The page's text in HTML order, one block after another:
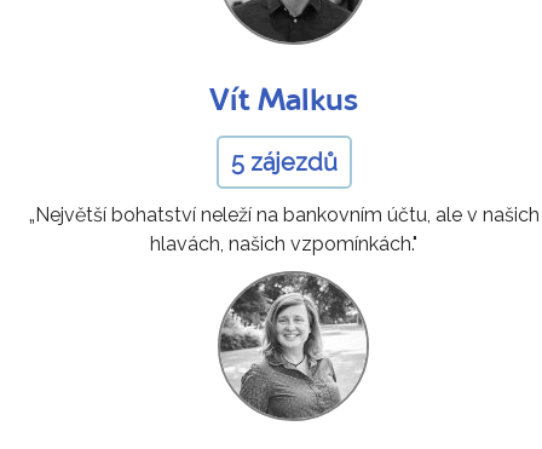
Vít Malkus
5 zájezdů
„Největší bohatství neleží na bankovním účtu, ale v našich
hlavách, našich vzpomínkách."